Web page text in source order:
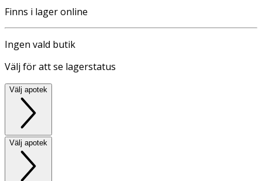
Finns i lager online
Ingen vald butik
Välj för att se lagerstatus
Välj apotek
Välj apotek